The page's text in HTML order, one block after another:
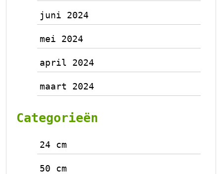
juni 2024
mei 2024
april 2024
maart 2024
Categorieën
24 cm
50 cm